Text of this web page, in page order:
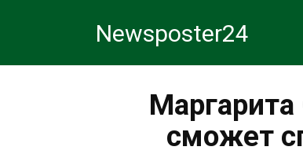
Newsposter24
сможет